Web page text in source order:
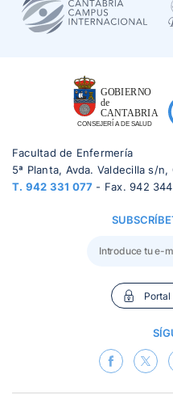
MODALIDAD
Facultad de Enfermería
5ª Planta, Avda. Valdecilla s/
T. 942 331 077 - Fax. 942
Portal